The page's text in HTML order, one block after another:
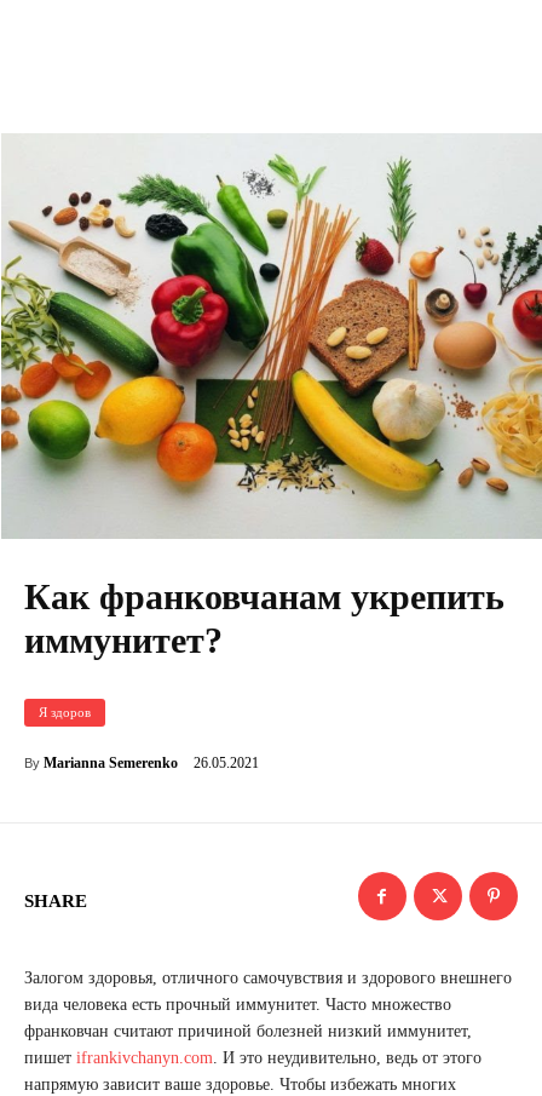
Как франковчанам укрепить
иммунитет?
Я здоров
By Marianna Semerenko 26.05.2021
SHARE
Залогом здоровья, отличного самочувствия и здорового внешнего
вида человека есть прочный иммунитет. Часто множество
франковчан считают причиной болезней низкий иммунитет,
пишет ifrankivchanyn.com. И это неудивительно, ведь от этого
напрямую зависит ваше здоровье. Чтобы избежать многих